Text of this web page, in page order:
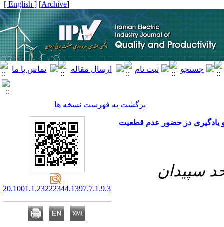
[
Archive
]
[ English ]
برگشت به فهرست نسخه ها
و یادگیری در حضور عدم قطعیت
20.1001.1.23222344.1397.7.1.9.3